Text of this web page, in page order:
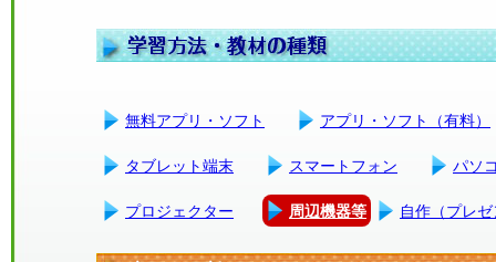
無料アプリ・ソフト アプリ・ソフト（有料）
タブレット端末 スマートフォン パソ
プロジェクター 周辺機器等 自作（プレ